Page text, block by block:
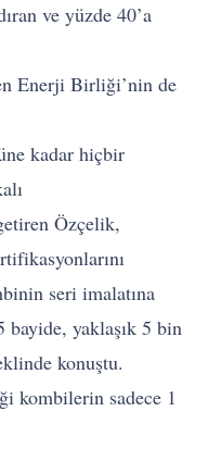
ve yüzde 40’a
Enerji Birliği’nin de
kadar hiçbir
Özçelik,
seri imalatına
bayide, yaklaşık 5 bin
konuştu.
kombilerin sadece 1